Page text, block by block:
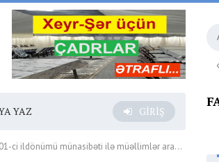
YAZ GIRIŞ
ilə müəllimlər arasında inşa yazı müsabiqəsi keçirildi